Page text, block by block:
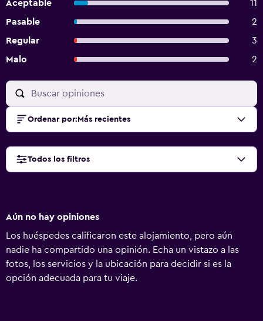
Aceptable
11
Pasable
2
Regular
3
Malo
2
Ordenar por: Más recientes
Todos los filtros
Aún no hay opiniones
Los huéspedes calificaron este alojamiento, pero aún
nadie ha compartido una opinión. Echa un vistazo a las
fotos, los servicios y la ubicación para decidir si es la
opción adecuada para tu viaje.